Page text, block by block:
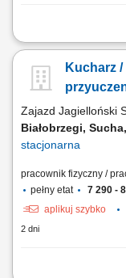
Twoje główne
pozostałym zespołem
produkcji dań i
Kucharz
Zajazd Jagielloński
Białobrzegi,
stacjonarna
pracownik fizyczny /
pełny etat
7 290 -
aplikuj szybko
2 dni